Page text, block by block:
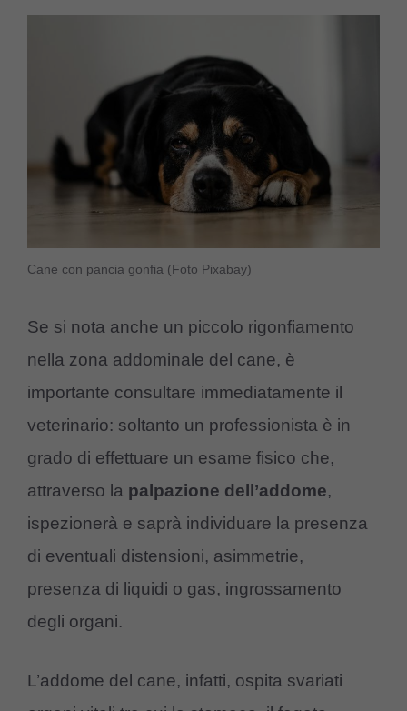
Cane con pancia gonfia (Foto Pixabay)
Se si nota anche un piccolo rigonfiamento
nella zona addominale del cane, è
importante consultare immediatamente il
veterinario: soltanto un professionista è in
grado di effettuare un esame fisico che,
attraverso la palpazione dell’addome,
ispezionerà e saprà individuare la presenza
di eventuali distensioni, asimmetrie,
presenza di liquidi o gas, ingrossamento
degli organi.
L’addome del cane, infatti, ospita svariati